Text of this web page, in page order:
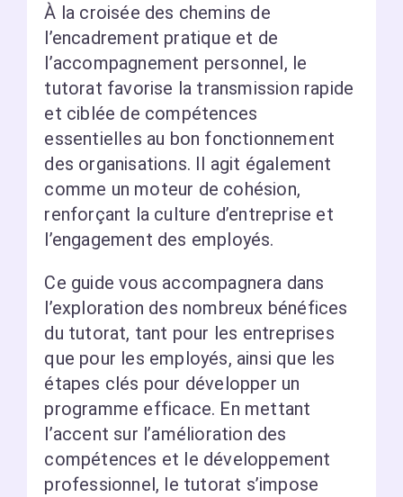
À la croisée des chemins de
l’encadrement pratique et de
l’accompagnement personnel, le
tutorat favorise la transmission rapide
et ciblée de compétences
essentielles au bon fonctionnement
des organisations. Il agit également
comme un moteur de cohésion,
renforçant la culture d’entreprise et
l’engagement des employés.
Ce guide vous accompagnera dans
l’exploration des nombreux bénéfices
du tutorat, tant pour les entreprises
que pour les employés, ainsi que les
étapes clés pour développer un
programme efficace. En mettant
l’accent sur l’amélioration des
compétences et le développement
professionnel, le tutorat s’impose